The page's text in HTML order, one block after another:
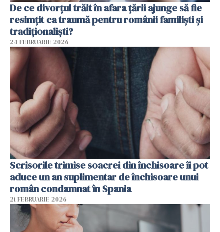
De ce divorțul trăit în afara țării ajunge să fie
resimțit ca traumă pentru românii familiști și
tradiționaliști?
24 FEBRUARIE 2026
Scrisorile trimise soacrei din închisoare îi pot
aduce un an suplimentar de închisoare unui
român condamnat în Spania
21 FEBRUARIE 2026